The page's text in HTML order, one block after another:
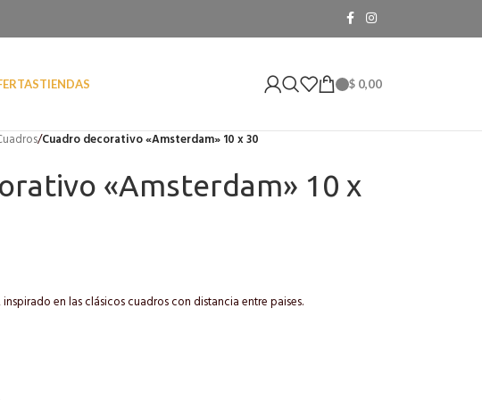
TIENDAS $ 0,00
/Cuadro decorativo «Amsterdam» 10 x 30
«Amsterdam» 10 x
en las clásicos cuadros con distancia entre paises.